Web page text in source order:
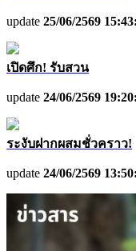
update 25/06/2569
เปิดศึก! รับสวน
update 24/06/2569
ระงับฝากผสมชั่วคราว!
update 24/06/2569